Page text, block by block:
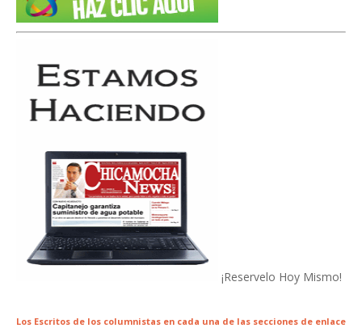
¡Reservelo Hoy Mismo!
Los Escritos de los columnistas en cada una de las secciones de enlace